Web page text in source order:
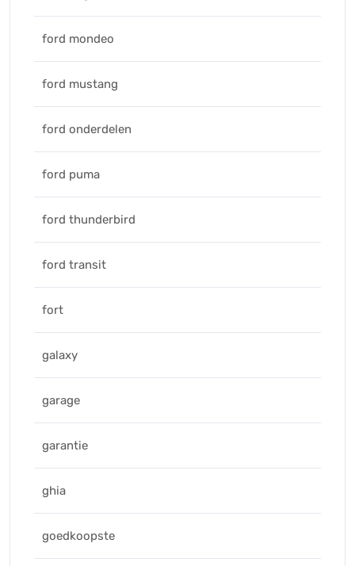
ford mondeo
ford mustang
ford onderdelen
ford puma
ford thunderbird
ford transit
fort
galaxy
garage
garantie
ghia
goedkoopste